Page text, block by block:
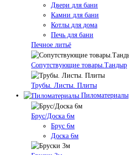
Двери для бани
Камни для бани
Котлы для дома
Печь для бани
Печное литьё
Сопутствующие товары.Тандыр
Трубы. Листы. Плиты
Пиломатериалы
Брус/Доска 6м
Брус 6м
Доска 6м